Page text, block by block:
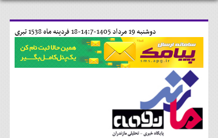
18 فردينه ماه 1538 تبری دوشنبه 19 مرداد 1405-14:7-